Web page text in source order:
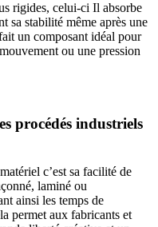
rigides, celui-ci Il absorbe
sa stabilité même après une
un composant idéal pour
ou une pression
procédés industriels
c’est sa facilité de
laminé ou
ainsi les temps de
permet aux fabricants et